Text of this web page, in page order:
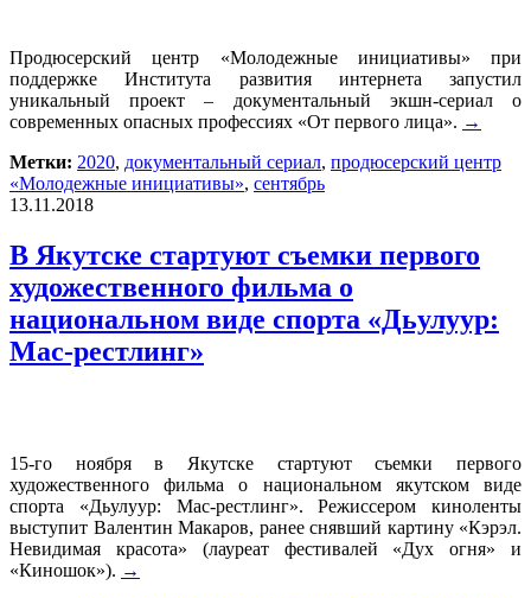
Продюсерский центр «Молодежные инициативы» при
поддержке Института развития интернета запустил
уникальный проект – документальный экшн-сериал о
современных опасных профессиях «От первого лица». →
Метки: 2020, документальный сериал, продюсерский центр
«Молодежные инициативы», сентябрь
13.11.2018
В Якутске стартуют съемки первого
художественного фильма о
национальном виде спорта «Дьулуур:
Мас-рестлинг»
15-го ноября в Якутске стартуют съемки первого
художественного фильма о национальном якутском виде
спорта «Дьулуур: Мас-рестлинг». Режиссером киноленты
выступит Валентин Макаров, ранее снявший картину «Кэрэл.
Невидимая красота» (лауреат фестивалей «Дух огня» и
«Киношок»). →